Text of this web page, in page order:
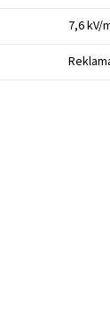
7,6 kV/